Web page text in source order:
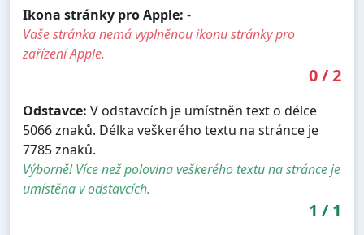
Ikona stránky pro Apple: -
Vaše stránka nemá vyplněnou ikonu stránky pro
zařízení Apple.
0/2
Odstavce: V odstavcích je umístněn text o délce
5066 znaků. Délka veškerého textu na stránce je
7785 znaků.
Výborně! Více než polovina veškerého textu na stránce je
umístěna v odstavcích.
1 / 1